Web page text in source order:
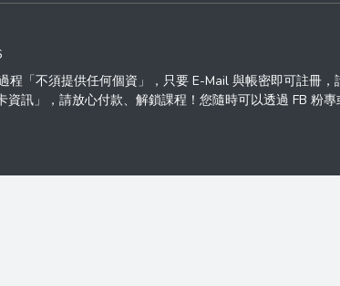
「不須提供任何個資」，只要 E-Mail 與帳密即可註冊
訊」，請放心付款、解鎖課程！您隨時可以透過 FB 粉